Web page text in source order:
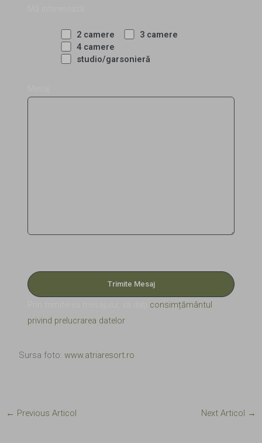
2 camere
3 camere
4 camere
studio/garsonieră
consimțământul
privind prelucrarea datelor.
Sursa foto:www.atriaresort.ro
← Previous Articol Next Articol →